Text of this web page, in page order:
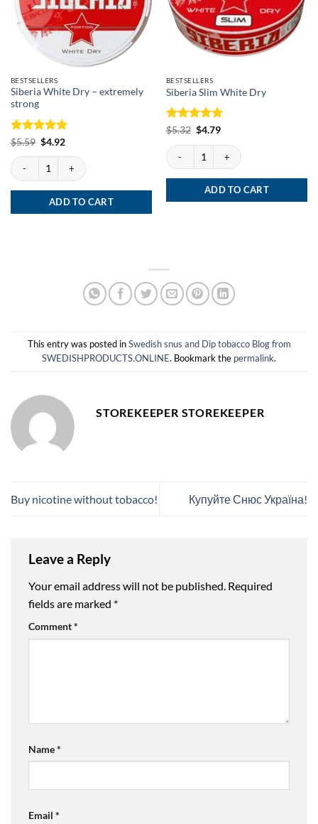
BESTSELLERS
Siberia White Dry – extremely
strong
Rated5
$5.59 Original
was:
$5.59.
$4.92Current
is:
$4.92.
Siberia White Dry - extremely strong quantity
ADD TO CART
BESTSELLERS
Siberia Slim White Dry
Rated5
$5.32 Original
was:
$5.32.
$4.79Current
is:
$4.79.
Siberia Slim White Dry quantity
ADD TO CART
This entry was posted inSwedish snus and Dip tobacco Blog from
SWEDISHPRODUCTS.ONLINE. Bookmark the permalink.
STOREKEEPER STOREKEEPER
Buy nicotine without tobacco! Купуйте Снюс Україна!
Leave a Reply
Your email address will not be published. Required
fields are marked *
Comment*
Name*
Email *